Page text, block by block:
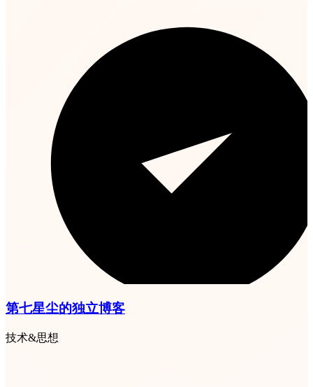
第七星尘的独立博客
技术&思想